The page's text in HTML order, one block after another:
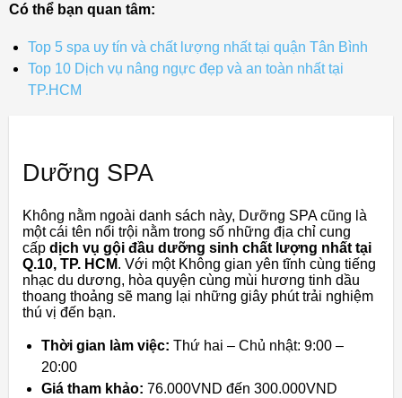
Có thể bạn quan tâm:
Top 5 spa uy tín và chất lượng nhất tại quận Tân Bình
Top 10 Dịch vụ nâng ngực đẹp và an toàn nhất tại
TP.HCM
Dưỡng SPA
Không nằm ngoài danh sách này, Dưỡng SPA cũng là
một cái tên nổi trội nằm trong số những địa chỉ cung
cấp dịch vụ gội đầu dưỡng sinh chất lượng nhất tại
Q.10, TP. HCM. Với một Không gian yên tĩnh cùng tiếng
nhạc du dương, hòa quyện cùng mùi hương tinh dầu
thoang thoảng sẽ mang lại những giây phút trải nghiệm
thú vị đến bạn.
Thời gian làm việc: Thứ hai – Chủ nhật: 9:00 –
20:00
Giá tham khảo: 76.000VND đến 300.000VND